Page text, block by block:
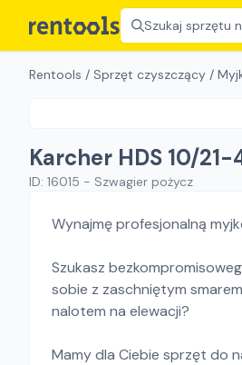
Szukaj sprzętu
Rentools / Sprzęt czyszczący /
Karcher HDS 10/
ID: 16015 - Szwagier pożycz
Wynajmę profesjonalną
Szukasz
sobie z zaschniętym
nalotem na elewacji?
Mamy dla Ciebie sprzęt do